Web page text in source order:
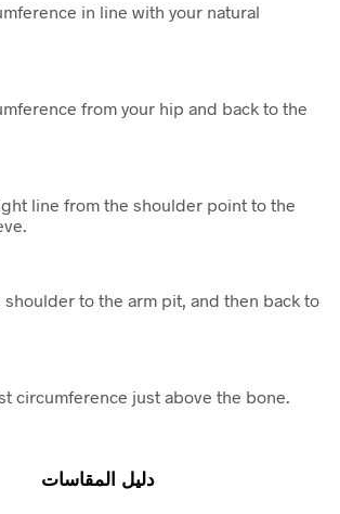
in line with your natural
from your hip and back to the
line from the shoulder point to the
to the arm pit, and then back to
circumference just above the bone.
دليل المقاسات